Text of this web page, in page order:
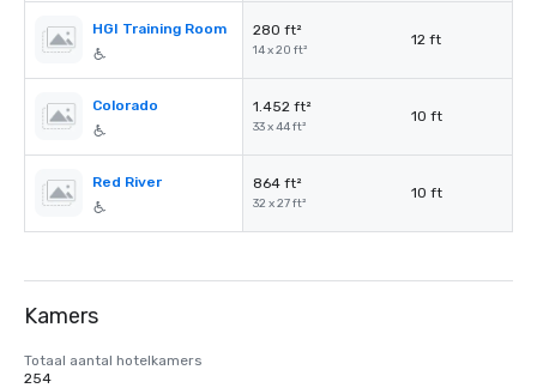
HGI Training Room 280 ft²
14 x 20 ft²
12 ft
Colorado 1.452 ft²
33 x 44 ft²
10 ft
Red River 864 ft²
32 x 27 ft²
10 ft
Kamers
Totaal aantal hotelkamers
254